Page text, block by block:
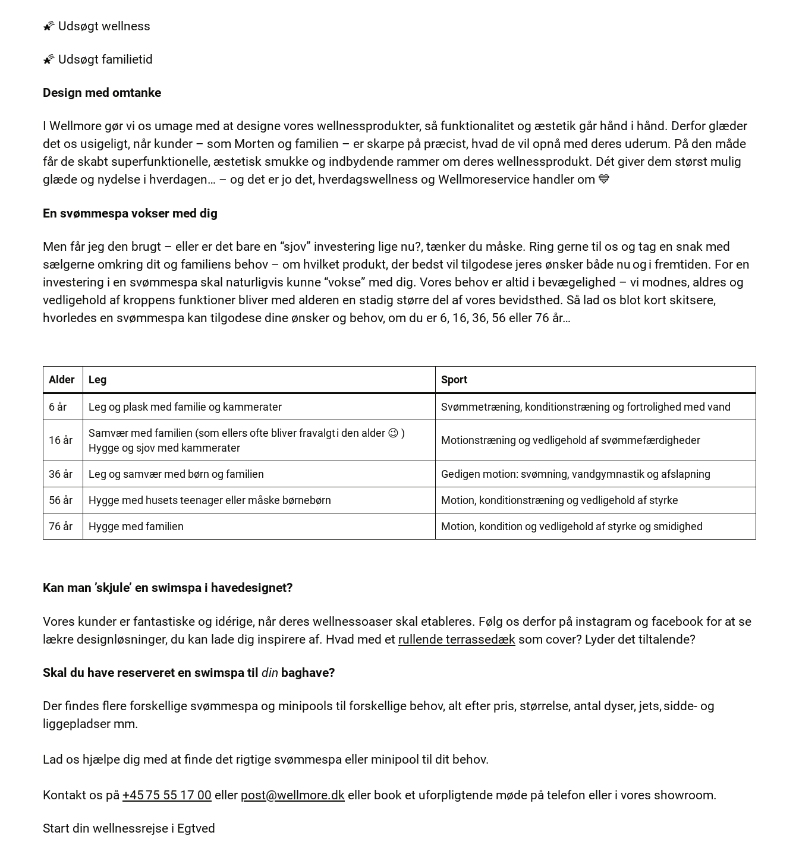
🌠 Udsøgt wellness
🌠 Udsøgt familietid
Design med omtanke
I Wellmore gør vi os umage med at designe vores wellnessprodukter, så funktionalitet og æstetik går hånd i hånd. Derfor glæder
det os usigeligt, når kunder – som Morten og familien – er skarpe på præcist, hvad de vil opnå med deres uderum. På den måde
får de skabt superfunktionelle, æstetisk smukke og indbydende rammer om deres wellnessprodukt. Dét giver dem størst mulig
glæde og nydelse i hverdagen… – og det er jo det, hverdagswellness og Wellmoreservice handler om 💙
En svømmespa vokser med dig
Men får jeg den brugt – eller er det bare en “sjov” investering lige nu?, tænker du måske. Ring gerne til os og tag en snak med
sælgerne omkring dit og familiens behov – om hvilket produkt, der bedst vil tilgodese jeres ønsker både nu og i fremtiden. For en
investering i en svømmespa skal naturligvis kunne “vokse” med dig. Vores behov er altid i bevægelighed – vi modnes, aldres og
vedligehold af kroppens funktioner bliver med alderen en stadig større del af vores bevidsthed. Så lad os blot kort skitsere,
hvorledes en svømmespa kan tilgodese dine ønsker og behov, om du er 6, 16, 36, 56 eller 76 år…
Alder Leg Sport
6 år Leg og plask med familie og kammerater Svømmetræning, konditionstræning og fortrolighed med vand
16 år
Samvær med familien (som ellers ofte bliver fravalgt i den alder 😉 )
Hygge og sjov med kammerater
Motionstræning og vedligehold af svømmefærdigheder
36 år Leg og samvær med børn og familien Gedigen motion: svømning, vandgymnastik og afslapning
56 år Hygge med husets teenager eller måske børnebørn Motion, konditionstræning og vedligehold af styrke
76 år Hygge med familien Motion, kondition og vedligehold af styrke og smidighed
Kan man ’skjule’ en swimspa i havedesignet?
Vores kunder er fantastiske og idérige, når deres wellnessoaser skal etableres. Følg os derfor på instagram og facebook for at se
lækre designløsninger, du kan lade dig inspirere af. Hvad med et rullende terrassedæk som cover? Lyder det tiltalende?
Skal du have reserveret en swimspa til din baghave?
Der findes flere forskellige svømmespa og minipools til forskellige behov, alt efter pris, størrelse, antal dyser, jets, sidde- og
liggepladser mm.
Lad os hjælpe dig med at finde det rigtige svømmespa eller minipool til dit behov.
Kontakt os på +45 75 55 17 00 eller post@wellmore.dk eller book et uforpligtende møde på telefon eller i vores showroom.
Start din wellnessrejse i Egtved